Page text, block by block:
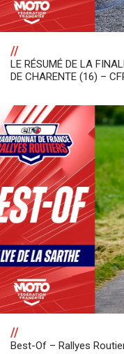
//
LE RÉSUMÉ DE LA
DE CHARENTE (16) –
//
Best-Of – Rallyes